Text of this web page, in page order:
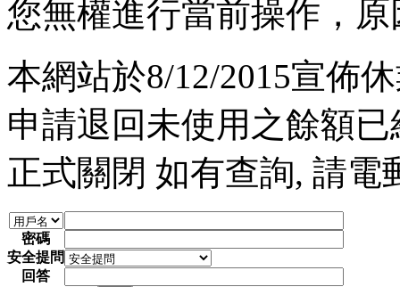
您無權進行當前操作，
本網站於8/12/2015宣佈
申請退回未使用之餘額
正式關閉 如有查詢, 請電
密碼
安全提問
回答